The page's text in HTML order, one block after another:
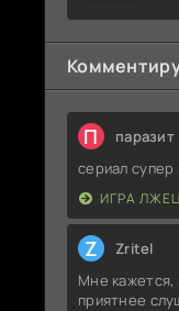
П паразит
сериал
ИГРА
Z Zritel
Мне кажется,
приятнее